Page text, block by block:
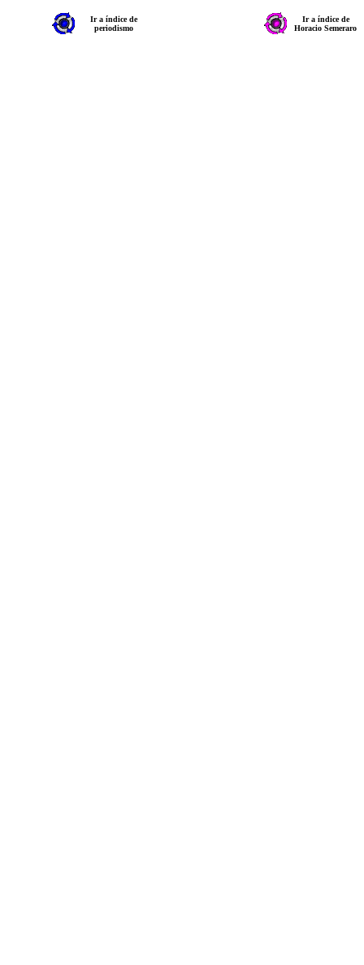
Ir a índice de
periodismo
Ir a índice de
Horacio Semeraro